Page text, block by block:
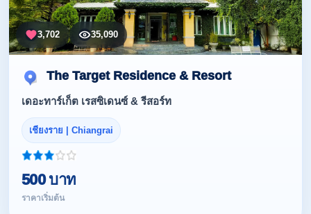
3,702 35,090
The Target Residence & Resort
เดอะทาร์เก็ต เรสซิเดนซ์ & รีสอร์ท
เชียงราย | Chiangrai
500 บาท
ราคาเริ่มต้น